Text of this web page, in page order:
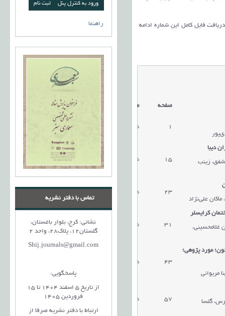
فایل کامل این شماره ادامه
صفحه مقالات
1
دریافت مقاله
دیبا
15
دریافت مقاله زینب
23
دریافت مقاله
علی‌نژاد
کرایسلر
31
دریافت مقاله غلامحسینی،
مورد پژوهی؛
43
دریافت مقاله
مریوانی
57 دریافت مقاله گلسا
ورود به کنترل پنل
راهنما
تماس با دفتر نشریه
نشانی: کرج، بلوار باغستان،
گلستان12، پلاک28، واحد 2
Shij.journals@gmail.com
پاسخگویی:
از تاریخ 5 اسفند 1404 تا 15
فروردین 1405
ارتباط با دفتر نشریه صرفا از